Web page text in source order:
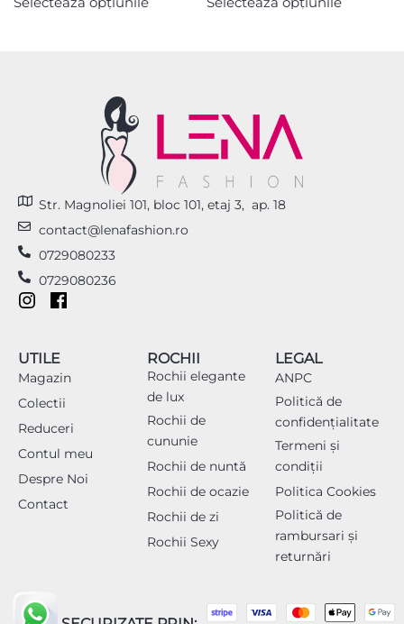
Str. Magnoliei 101, bloc 101, etaj 3, ap. 18
contact@lenafashion.ro
0729080233
0729080236
UTILE
Magazin
Colectii
Reduceri
Contul meu
Despre Noi
Contact
ROCHII
Rochii elegante
de lux
Rochii de
cununie
Rochii de nuntă
Rochii de ocazie
Rochii de zi
Rochii Sexy
LEGAL
ANPC
Politică de
confidențialitate
Termeni și
condiții
Politica Cookies
Politică de
rambursari și
returnări